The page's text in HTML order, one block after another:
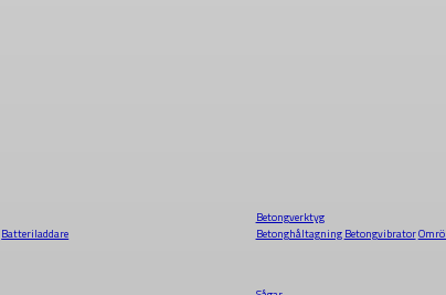
Batteriladdare
Betongverktyg
Betonghåltagning Betongvibrator